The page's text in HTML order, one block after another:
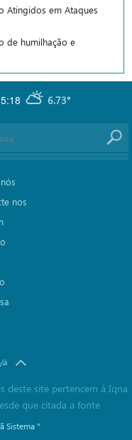
Atingidos em Ataques
de humilhação e
6.73°
nos
deste site pertencem à Iqna
que citada a fonte
Sistema "